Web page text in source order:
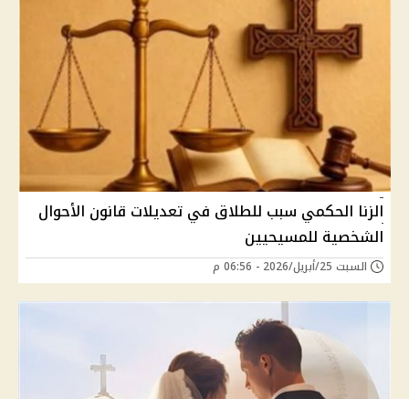
الزنا الحكمي سبب للطلاق في تعديلات قانون الأحوال
الشخصية للمسيحيين
السبت 25/أبريل/2026 - 06:56 م